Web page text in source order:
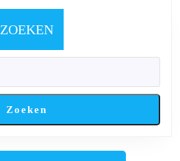
1
juni
ZOEKEN
Zoeken